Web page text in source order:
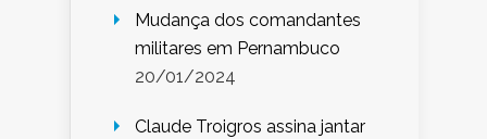
Mudança dos comandantes
militares em Pernambuco
20/01/2024
Claude Troigros assina jantar